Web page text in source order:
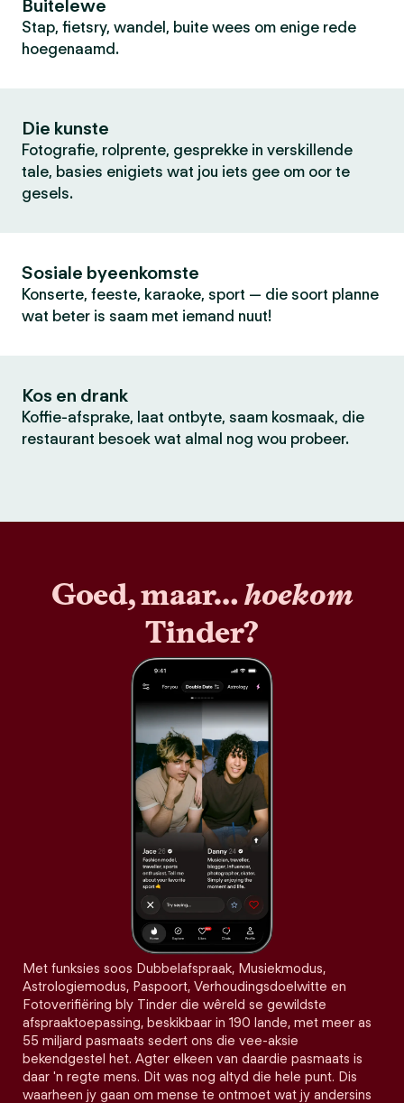
Buitelewe
Stap, fietsry, wandel, buite wees om enige rede
hoegenaamd.
Die kunste
Fotografie, rolprente, gesprekke in verskillende
tale, basies enigiets wat jou iets gee om oor te
gesels.
Sosiale byeenkomste
Konserte, feeste, karaoke, sport — die soort planne
wat beter is saam met iemand nuut!
Kos en drank
Koffie-afsprake, laat ontbyte, saam kosmaak, die
restaurant besoek wat almal nog wou probeer.
Goed, maar…hoekom
Tinder?
Met funksies soos Dubbelafspraak, Musiekmodus,
Astrologiemodus, Paspoort, Verhoudingsdoelwitte en
Fotoverifiëring bly Tinder die wêreld se gewildste
afspraaktoepassing, beskikbaar in 190 lande, met meer as
55 miljard pasmaats sedert ons die vee-aksie
bekendgestel het. Agter elkeen van daardie pasmaats is
daar 'n regte mens. Dit was nog altyd die hele punt. Dis
waarheen jy gaan om mense te ontmoet wat jy andersins